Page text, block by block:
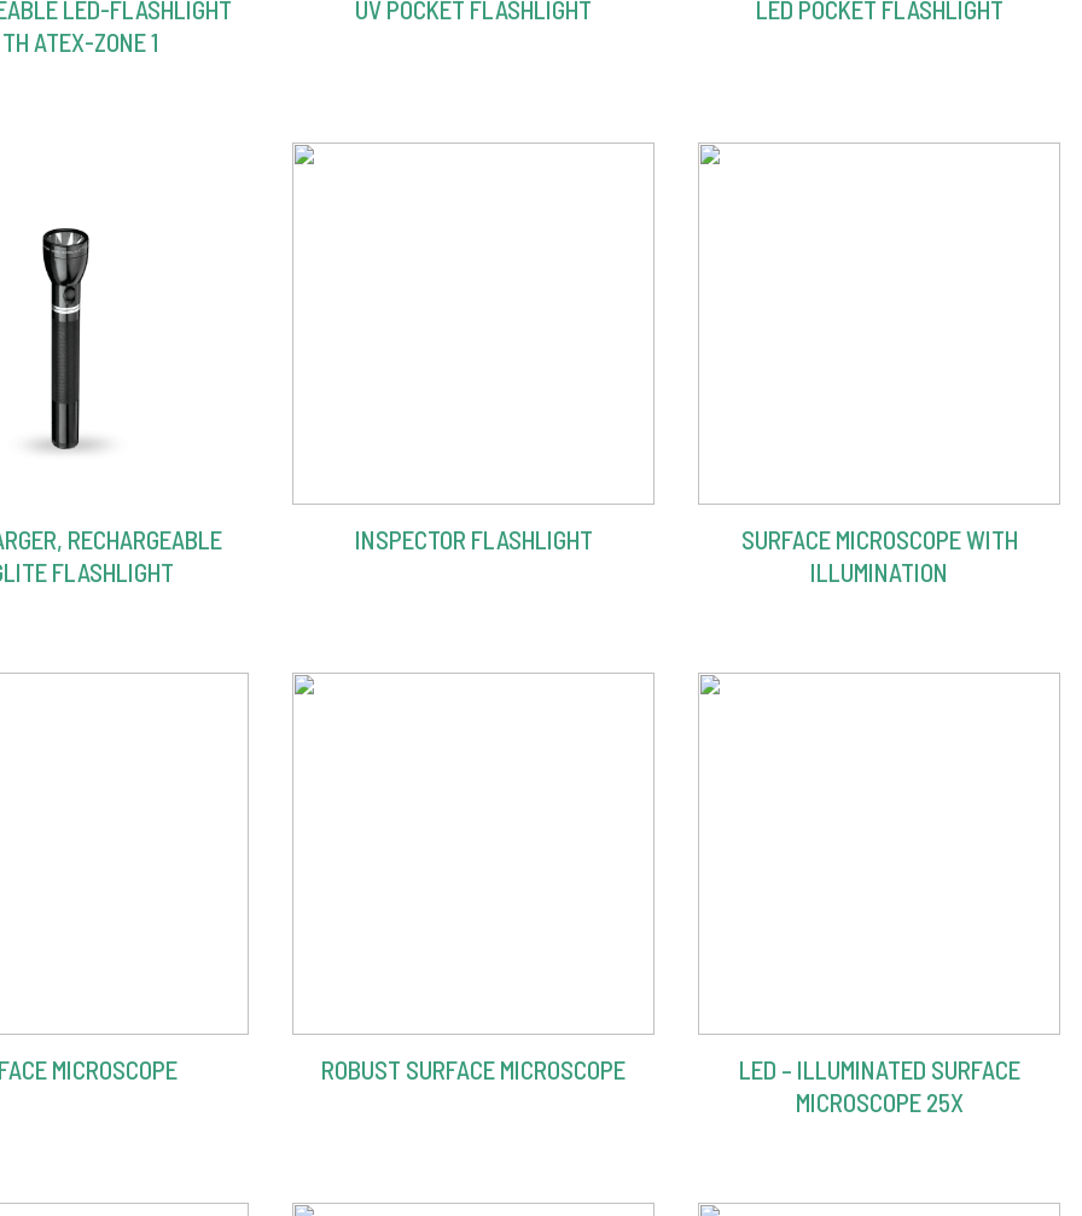
LED-FLASHLIGHT
ATEX-ZONE 1
UV POCKET FLASHLIGHT LED POCKET FLASHLIGHT
RECHARGEABLE
FLASHLIGHT
INSPECTOR FLASHLIGHT
SURFACE MICROSCOPE WITH
ILLUMINATION
MICROSCOPE ROBUST SURFACE MICROSCOPE
LED – ILLUMINATED SURFACE
MICROSCOPE 25X